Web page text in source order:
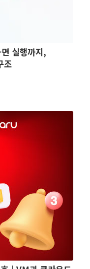
실행까지,
조